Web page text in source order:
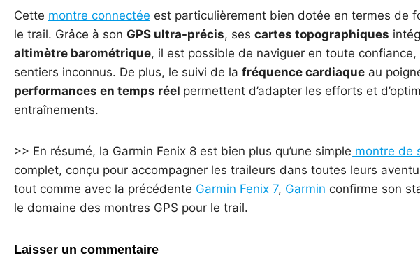
Cette montre connectée est particulièrement bien dotée en termes de
le trail. Grâce à son GPS ultra-précis, ses cartes topographiques
altimètre barométrique, il est possible de naviguer en toute confiance,
sentiers inconnus. De plus, le suivi de la fréquence cardiaque au
performances en temps réel permettent d’adapter les efforts et
entraînements.
>> En résumé, la Garmin Fenix 8 est bien plus qu’une simple montre de
complet, conçu pour accompagner les traileurs dans toutes leurs
tout comme avec la précédente Garmin Fenix 7, Garmin confirme son
le domaine des montres GPS pour le trail.
Laisser un commentaire